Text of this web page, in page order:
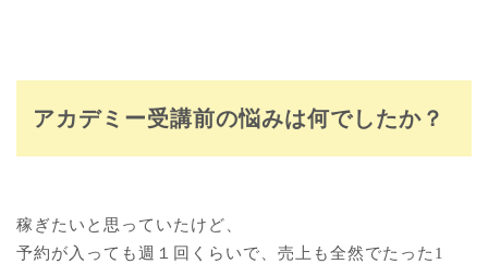
アカデミー受講前の悩みは何でしたか？
稼ぎたいと思っていたけど、
予約が入っても週１回くらいで、売上も全然でたった1